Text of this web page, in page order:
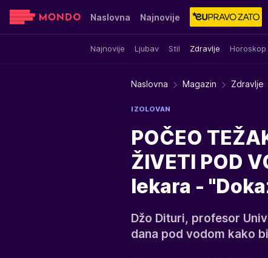
Naslovna Najnovije
Najnovije Ljubav Stil Zdravlje Horoskop
Sensa Stvar ukusa Yumama
Naslovna Magazin Zdravlje
IZOLOVAN
POČEO
ŽIVETI POD
lekara -
Džo Dituri, profesor
dana pod vodom kako